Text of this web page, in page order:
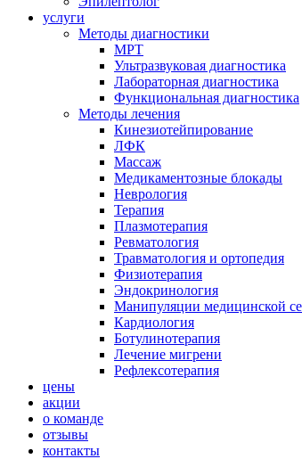
услуги
Методы диагностики
МРТ
Ультразвуковая диагностика
Лабораторная диагностика
Функциональная диагностика
Методы лечения
Кинезиотейпирование
ЛФК
Массаж
Медикаментозные блокады
Неврология
Терапия
Плазмотерапия
Ревматология
Травматология и ортопедия
Физиотерапия
Эндокринология
Манипуляции медицинской
Кардиология
Ботулинотерапия
Лечение мигрени
Рефлексотерапия
цены
акции
о команде
отзывы
контакты